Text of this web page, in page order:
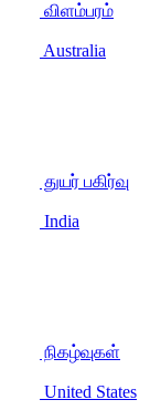
Australia
India
United States
விளம்பரம்
துயர் பகிர்வு
நிகழ்வுகள்